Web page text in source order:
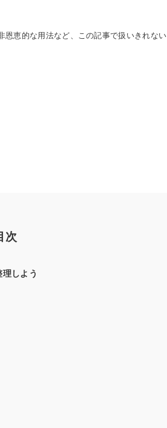
恵的な用法など、この記事で扱いきれない
次
しよう